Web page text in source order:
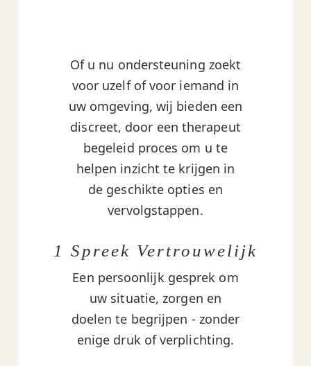
Of u nu ondersteuning zoekt
voor uzelf of voor iemand in
uw omgeving, wij bieden een
discreet, door een therapeut
begeleid proces om u te
helpen inzicht te krijgen in
de geschikte opties en
vervolgstappen.
1 Spreek Vertrouwelijk
Een persoonlijk gesprek om
uw situatie, zorgen en
doelen te begrijpen - zonder
enige druk of verplichting.